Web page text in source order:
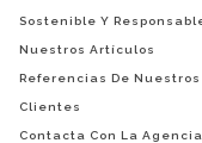
Sostenible Y
Nuestros Artículos
Referencias De Nuestros
Clientes
Contacta Con La